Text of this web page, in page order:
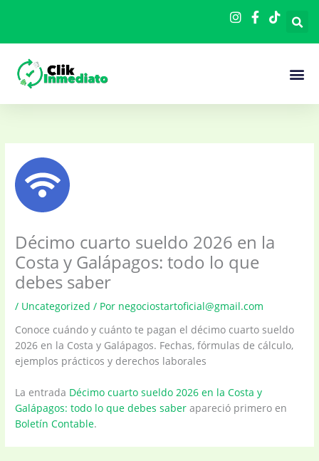
Décimo cuarto sueldo 2026 en la
Costa y Galápagos: todo lo que
debes saber
/ Uncategorized / Por negociostartoficial@gmail.com
Conoce cuándo y cuánto te pagan el décimo cuarto sueldo
2026 en la Costa y Galápagos. Fechas, fórmulas de cálculo,
ejemplos prácticos y derechos laborales
La entrada Décimo cuarto sueldo 2026 en la Costa y
Galápagos: todo lo que debes saber apareció primero en
Boletín Contable.